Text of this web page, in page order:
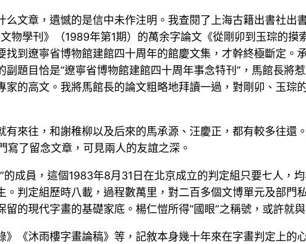
文章，遺憾的是信中未作注明。我查閱了上海古籍出書社出
物學刊》（1989年第1期）的萬余字論文《從剛卯到玉琮的
到遼寧省博物館建館四十周年的館慶文集，才幹終極斷定。
題目恰是“遼寧省博物館建館四十周年事念特刊”，馬館長將
的高文。我將馬館長的論文粗略地拜讀一過，對剛卯、玉琮
來往，和謝稚柳以及后來的馬承源、汪慶正，都有較多往還
了留念文章，可見兩人的友誼之深。
成員，這個1983年8月31日在北京成立的判定組只要七人，
判定組歷時八載，過程數萬里，對二百多個文博單元及部門
的現代字畫的基礎家底。楊仁愷所得“國眼”之稱號，或許就與
《沐雨樓字畫論稿》等，記敘本身幾十年來在字畫判定上的